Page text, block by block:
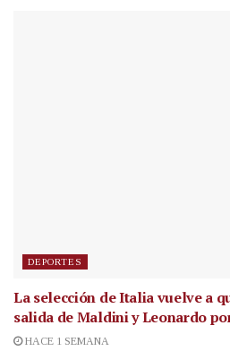
DEPORTES
La selección de Italia vuelve a
salida de Maldini y Leonardo
HACE 1 SEMANA